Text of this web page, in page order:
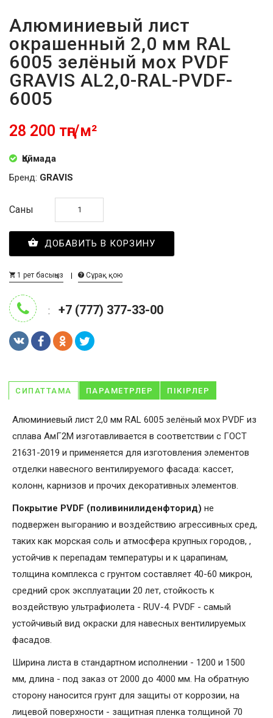
Алюминиевый лист
окрашенный 2,0 мм RAL
6005 зелёный мох PVDF
GRAVIS AL2,0-RAL-PVDF-
6005
28 200 тңг/м²
Қоймада
Бренд: GRAVIS
Саны
ДОБАВИТЬ В КОРЗИНУ
1 рет басыңыз Сұрақ қою
: +7 (777) 377-33-00
СИПАТТАМА ПАРАМЕТРЛЕР ПІКІРЛЕР
Алюминиевый лист 2,0 мм RAL 6005 зелёный мох PVDF из
сплава АмГ2М изготавливается в соответствии с ГОСТ
21631-2019 и применяется для изготовления элементов
отделки навесного вентилируемого фасада: кассет,
колонн, карнизов и прочих декоративных элементов.
Покрытие PVDF (поливинилиденфторид) не
подвержен выгоранию и воздействию агрессивных сред,
таких как морская соль и атмосфера крупных городов, ,
устойчив к перепадам температуры и к царапинам,
толщина комплекса с грунтом составляет 40-60 микрон,
средний срок эксплуатации 20 лет, стойкость к
воздействую ультрафиолета - RUV-4. PVDF - самый
устойчивый вид окраски для навесных вентилируемых
фасадов.
Ширина листа в стандартном исполнении - 1200 и 1500
мм, длина - под заказ от 2000 до 4000 мм. На обратную
сторону наносится грунт для защиты от коррозии, на
лицевой поверхности - защитная пленка толщиной 70